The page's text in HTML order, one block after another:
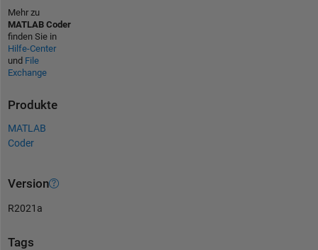
Mehr zu
MATLAB Coder
finden Sie in
Hilfe-Center
und File
Exchange
Produkte
MATLAB
Coder
Version
R2021a
Tags